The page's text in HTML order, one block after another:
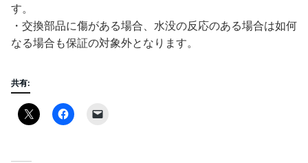
す。
・交換部品に傷がある場合、水没の反応のある場合は如何
なる場合も保証の対象外となります。
共有: